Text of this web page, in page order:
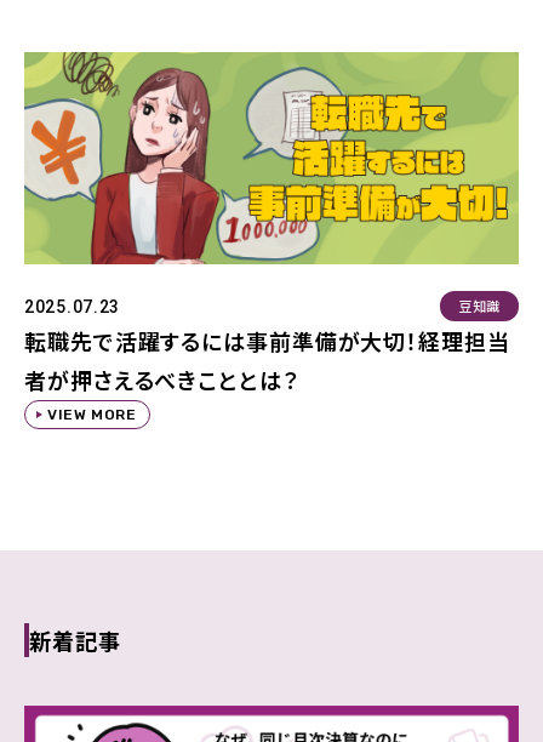
2025.07.23 豆知識
転職先で活躍するには事前準備が大切！経理担当
者が押さえるべきこととは？
VIEW MORE
新着記事